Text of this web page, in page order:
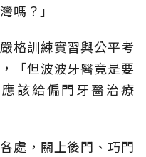
嗎？」
格訓練實習與公平考
「但波波牙醫竟是要
該給偏門牙醫治療
處，關上後門、巧門